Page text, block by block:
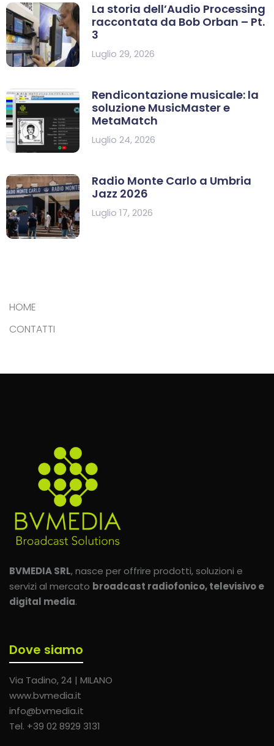
La storia dell’Audio Processing
raccontata da Bob Orban – Pt.
3
Luglio 29, 2026
Rendicontazione musicale: la
soluzione MusicMaster e
MetaMatch
Luglio 24, 2026
Radio Monte Carlo a Umbria
Jazz 2026
Luglio 17, 2026
HOME
CONTATTI
BVMEDIA SRL, nasce per offrire prodotti, soluzioni e
servizi al mercato broadcast radiofonico, televisivo e
digital media.
Dove siamo
Via Tadino, 24 | MILANO
www.bvmedia.it
info@bvmedia.it
Tel. +39 02 8929 3131